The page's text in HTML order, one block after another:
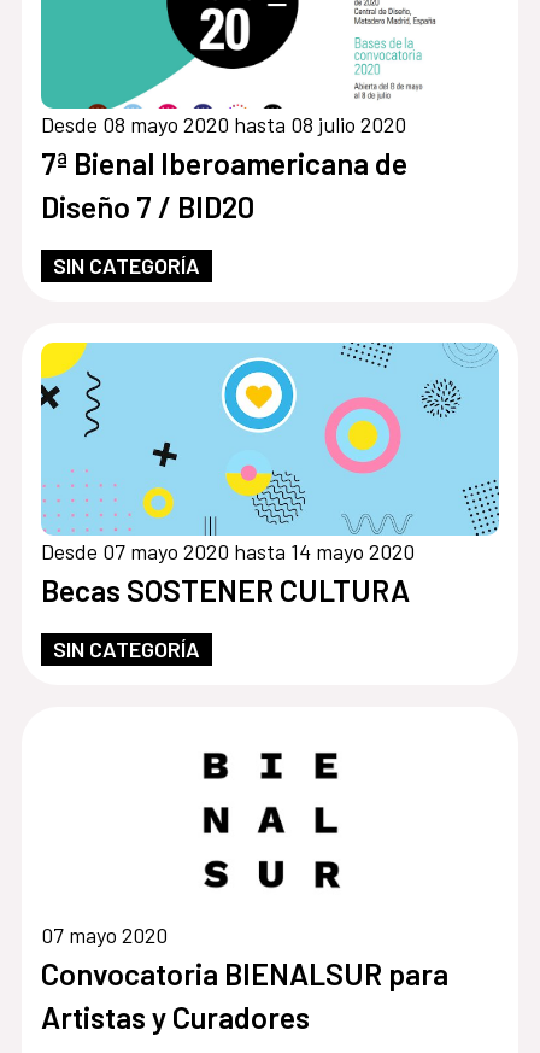
Desde 08 mayo 2020 hasta 08 julio 2020
7ª Bienal Iberoamericana de
Diseño 7 / BID20
SIN CATEGORÍA
Desde 07 mayo 2020 hasta 14 mayo 2020
Becas SOSTENER CULTURA
SIN CATEGORÍA
07 mayo 2020
Convocatoria BIENALSUR para
Artistas y Curadores